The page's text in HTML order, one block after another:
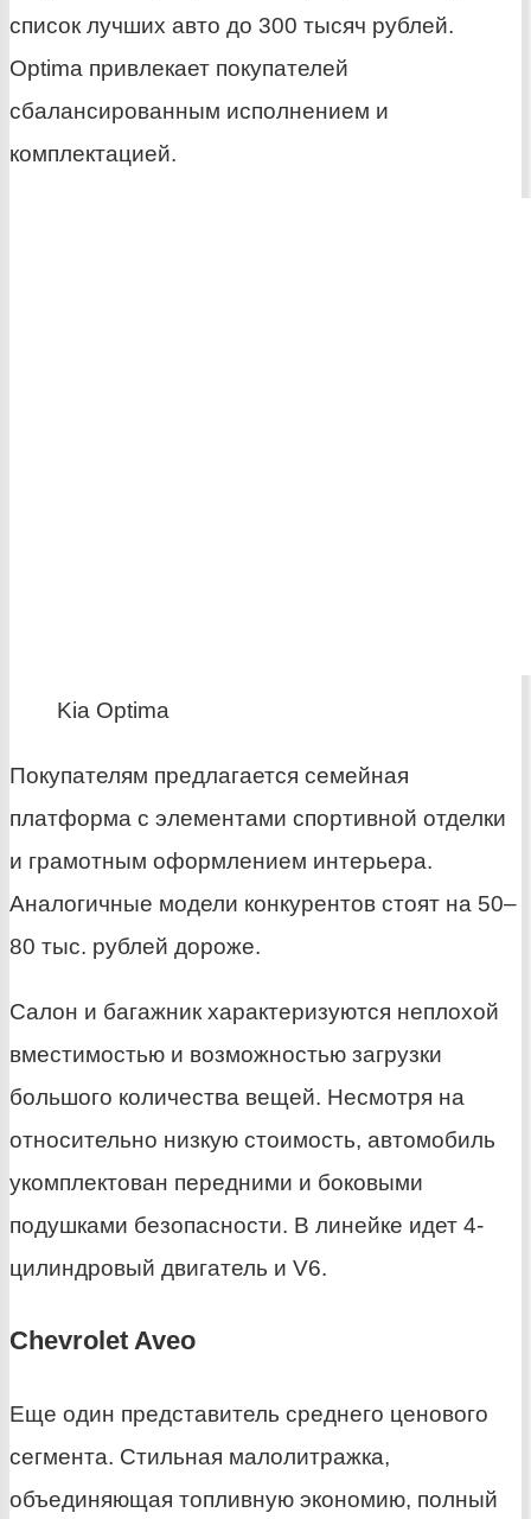
список лучших авто до 300 тысяч рублей.
Optima привлекает покупателей
сбалансированным исполнением и
комплектацией.
Kia Optima
Покупателям предлагается семейная
платформа с элементами спортивной отделки
и грамотным оформлением интерьера.
Аналогичные модели конкурентов стоят на 50–
80 тыс. рублей дороже.
Салон и багажник характеризуются неплохой
вместимостью и возможностью загрузки
большого количества вещей. Несмотря на
относительно низкую стоимость, автомобиль
укомплектован передними и боковыми
подушками безопасности. В линейке идет 4-
цилиндровый двигатель и V6.
Chevrolet Aveo
Еще один представитель среднего ценового
сегмента. Стильная малолитражка,
объединяющая топливную экономию, полный